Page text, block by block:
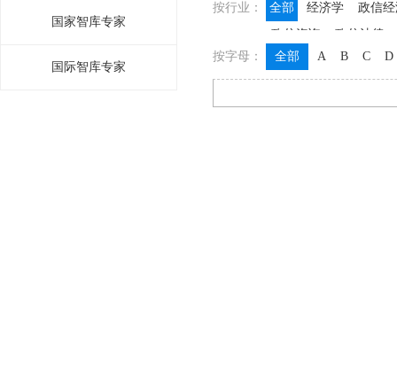
国家智库专家
国际智库专家
按行业： 全部 经济学
政信
政信咨询
政信法律
按字母：
全部 A B C D